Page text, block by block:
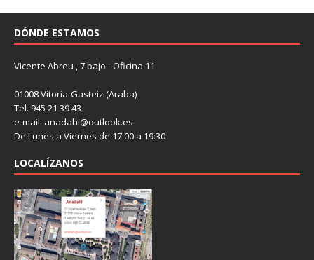
DÓNDE ESTAMOS
Vicente Abreu , 7 bajo - Oficina 11
01008 Vitoria-Gasteiz (Araba)
Tel. 945 21 39 43
e-mail: anadahi@outlook.es
De Lunes a Viernes de 17:00 a 19:30
LOCALÍZANOS